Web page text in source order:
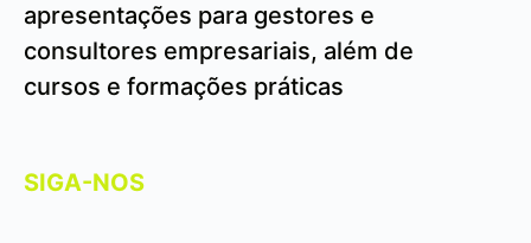
apresentações para gestores e
consultores empresariais, além de
cursos e formações práticas
SIGA-NOS